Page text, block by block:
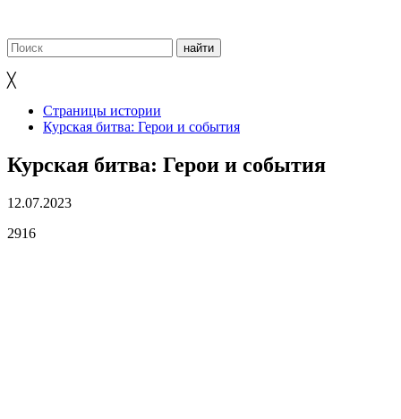
╳
Страницы истории
Курская битва: Герои и события
Курская битва: Герои и события
12.07.2023
2916